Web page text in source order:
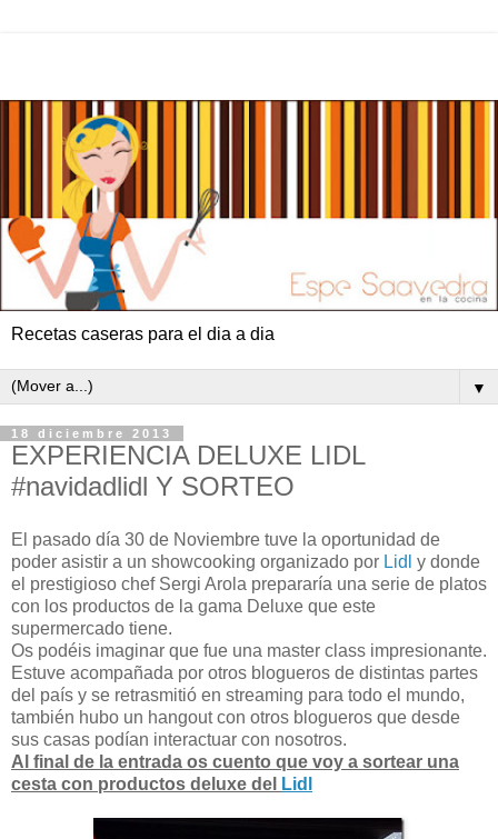
Recetas caseras para el dia a dia
▼
18 diciembre 2013
EXPERIENCIA DELUXE LIDL
#navidadlidl Y SORTEO
El pasado día 30 de Noviembre tuve la oportunidad de
poder asistir a un showcooking organizado por Lidl y donde
el prestigioso chef Sergi Arola prepararía una serie de platos
con los productos de la gama Deluxe que este
supermercado tiene.
Os podéis imaginar que fue una master class impresionante.
Estuve acompañada por otros blogueros de distintas partes
del país y se retrasmitió en streaming para todo el mundo,
también hubo un hangout con otros blogueros que desde
sus casas podían interactuar con nosotros.
Al final de la entrada os cuento que voy a sortear una
cesta con productos deluxe del
Lidl